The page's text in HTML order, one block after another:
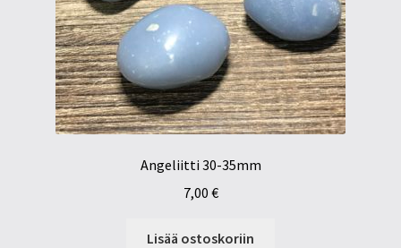
Angeliitti 30-35mm
7,00 €
Lisää ostoskoriin